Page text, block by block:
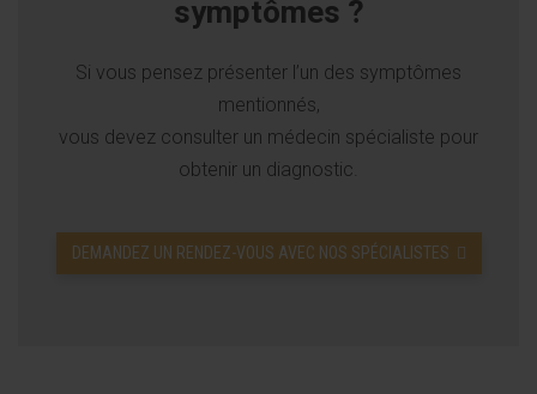
symptômes ?
Si vous pensez présenter l’un des symptômes
mentionnés,
vous devez consulter un médecin spécialiste pour
obtenir un diagnostic.
DEMANDEZ UN RENDEZ-VOUS AVEC NOS SPÉCIALISTES